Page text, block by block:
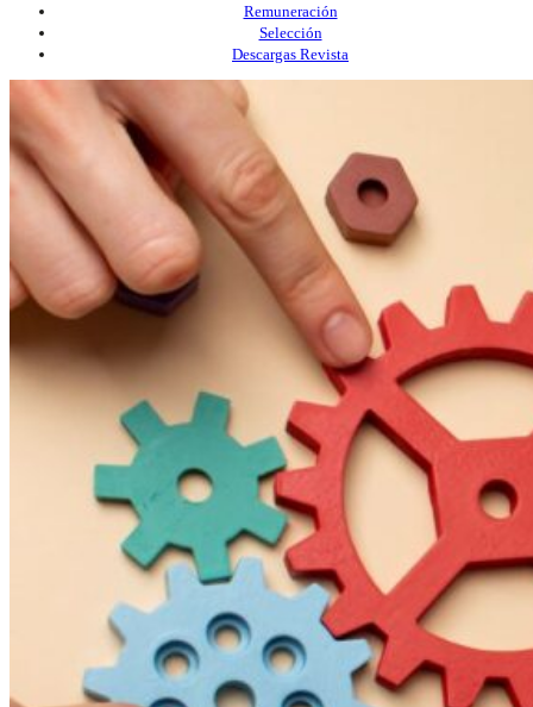
Remuneración
Selección
Descargas Revista